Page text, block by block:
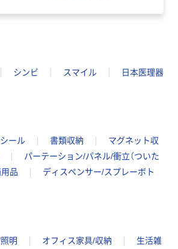
シンビ スマイル
日本医理器
ール 書類収納
マグネット収
パーテーション/パネル/衝立（ついた
用品
ディスペンサー/スプレーボト
明 オフィス家具/収納
生活雑